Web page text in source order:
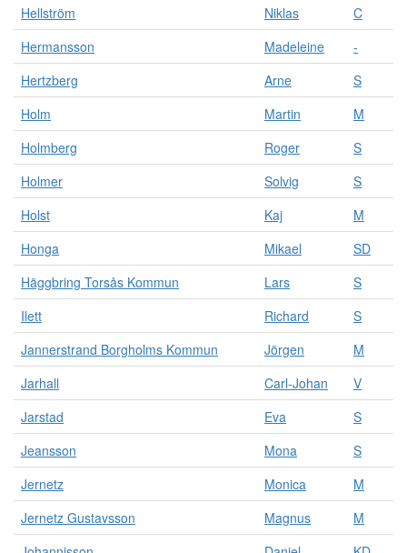
Hellström
Niklas
C
Hermansson
Madeleine
-
Hertzberg
Arne
S
Holm
Martin
M
Holmberg
Roger
S
Holmer
Solvig
S
Holst
Kaj
M
Honga
Mikael
SD
Häggbring Torsås Kommun
Lars
S
Ilett
Richard
S
Jannerstrand Borgholms Kommun
Jörgen
M
Jarhall
Carl-Johan
V
Jarstad
Eva
S
Jeansson
Mona
S
Jernetz
Monica
M
Jernetz Gustavsson
Magnus
M